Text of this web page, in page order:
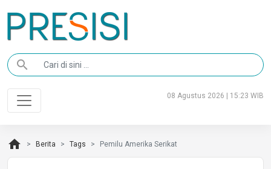
search
08 Agustus 2026 | 15:23 WIB
home Berita Tags Pemilu Amerika Serikat